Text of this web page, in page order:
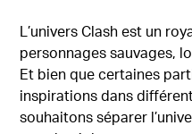
L’univers Clash est un
personnages sauvages,
Et bien que certaines
inspirations dans
souhaitons séparer